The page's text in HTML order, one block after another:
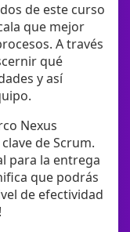
de este curso
que mejor
A través
qué
y así
Nexus
de Scrum.
para la entrega
que podrás
de efectividad